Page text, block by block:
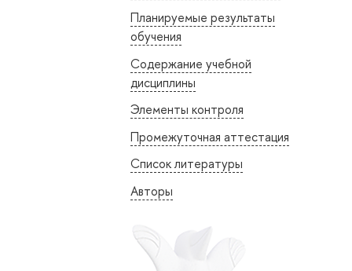
Планируемые результаты
обучения
Содержание учебной
дисциплины
Элементы контроля
Промежуточная аттестация
Список литературы
Авторы